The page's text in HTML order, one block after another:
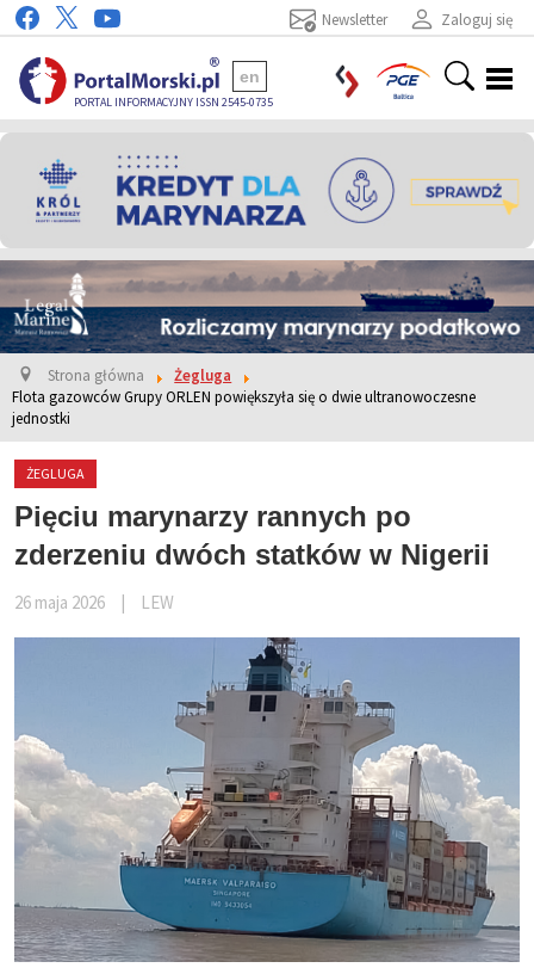
Zaloguj się
Newsletter
PORTAL INFORMACYJNY ISSN 2545-0735
en
Strona główna
Żegluga
Flota gazowców Grupy ORLEN powiększyła się o dwie ultranowoczesne
jednostki
ŻEGLUGA
Pięciu marynarzy rannych po
zderzeniu dwóch statków w Nigerii
26 maja 2026 LEW